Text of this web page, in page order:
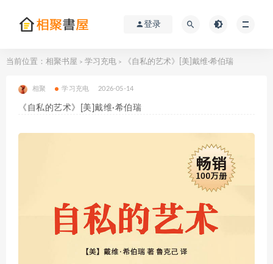
登录
当前位置： 相聚书屋 > 学习充电 > 《自私的艺术》[美]戴维·希伯瑞
相聚 学习充电 2026-05-14
《自私的艺术》[美]戴维·希伯瑞